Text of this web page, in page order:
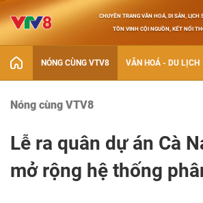
CHUYÊN TRANG VĂN HOÁ, DI SẢN, LỊCH
TÔN VINH CỘI NGUỒN, KẾT NỐI
NÓNG CÙNG VTV8 VĂN HOÁ - DU LỊCH
Nóng cùng VTV8
Lễ ra quân dự án Cà
mở rộng hệ thống